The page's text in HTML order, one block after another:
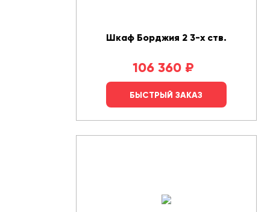
Шкаф Борджия 2 3-х ств.
106 360 ₽
БЫСТРЫЙ ЗАКАЗ